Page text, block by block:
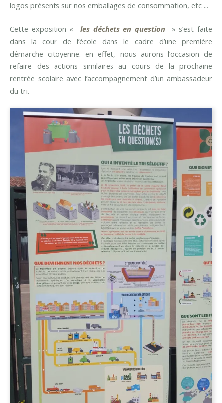
logos présents sur nos emballages de consommation, etc ...
Cette exposition « les déchets en question
» s’est faite
dans la cour de l’école dans le cadre d’une première
démarche citoyenne. en effet, nous aurons l’occasion de
refaire des actions similaires au cours de la prochaine
rentrée scolaire avec l’accompagnement d’un ambassadeur
du tri.